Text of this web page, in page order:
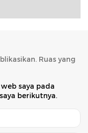
Ruas yang
saya pada
berikutnya.